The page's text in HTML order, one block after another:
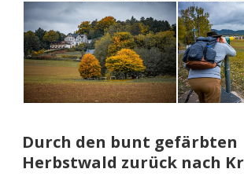
Durch den bunt gefärbten
Herbstwald zurück nach